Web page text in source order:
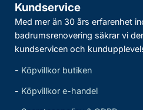
Kundservice
Med mer än 30 års erfarenhet
badrumsrenovering säkrar vi
kundservicen och
- Köpvillkor butiken
- Köpvillkor e-handel